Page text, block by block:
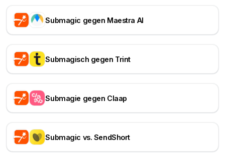
Submagic gegen Maestra AI
Submagisch gegen Trint
Submagie gegen Claap
Submagic vs. SendShort